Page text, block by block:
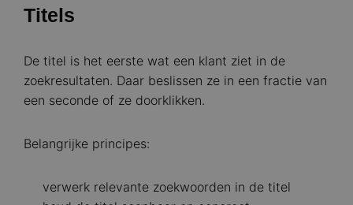
Titels
De titel is het eerste wat een klant ziet in de
zoekresultaten. Daar beslissen ze in een fractie van
een seconde of ze doorklikken.
Belangrijke principes:
verwerk relevante zoekwoorden in de titel